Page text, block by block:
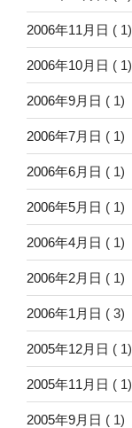
2006年11月日 ( 1)
2006年10月日 ( 1)
2006年9月日 ( 1)
2006年7月日 ( 1)
2006年6月日 ( 1)
2006年5月日 ( 1)
2006年4月日 ( 1)
2006年2月日 ( 1)
2006年1月日 ( 3)
2005年12月日 ( 1)
2005年11月日 ( 1)
2005年9月日 ( 1)